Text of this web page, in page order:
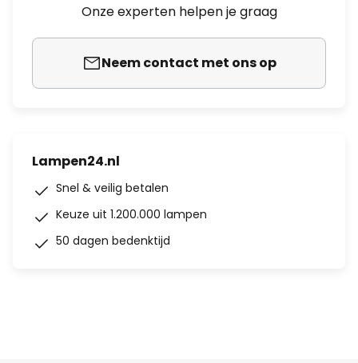
Onze experten helpen je graag
Neem contact met ons op
Lampen24.nl
Snel & veilig betalen
Keuze uit 1.200.000 lampen
50 dagen bedenktijd